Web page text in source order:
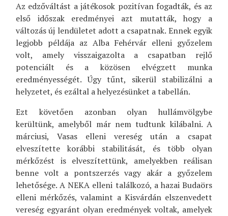
Az edzőváltást a játékosok pozitívan fogadták, és az
első időszak eredményei azt mutatták, hogy a
változás új lendületet adott a csapatnak. Ennek egyik
legjobb példája az Alba Fehérvár elleni győzelem
volt, amely visszaigazolta a csapatban rejlő
potenciált és a közösen elvégzett munka
eredményességét. Úgy tűnt, sikerül stabilizálni a
helyzetet, és ezáltal a helyezésünket a tabellán.
Ezt követően azonban olyan hullámvölgybe
kerültünk, amelyből már nem tudtunk kilábalni. A
márciusi, Vasas elleni vereség után a csapat
elveszítette korábbi stabilitását, és több olyan
mérkőzést is elveszítettünk, amelyekben reálisan
benne volt a pontszerzés vagy akár a győzelem
lehetősége. A NEKA elleni találkozó, a hazai Budaörs
elleni mérkőzés, valamint a Kisvárdán elszenvedett
vereség egyaránt olyan eredmények voltak, amelyek